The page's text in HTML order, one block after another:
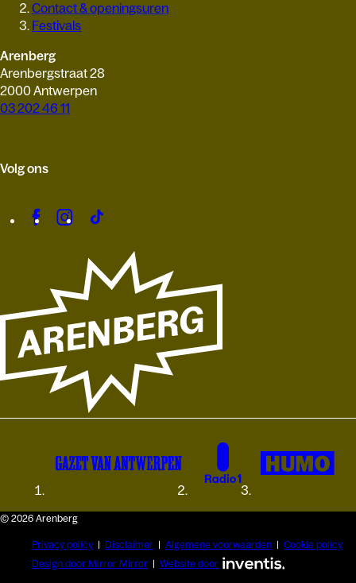
Contact & openingsuren
Festivals
Arenberg
Arenbergstraat 28
2000 Antwerpen
03 202 46 11
Volg ons
© 2026 Arenberg
Privacy policy Disclaimer Algemene voorwaarden
Cookie policy
Design door Mirror Mirror
Website door